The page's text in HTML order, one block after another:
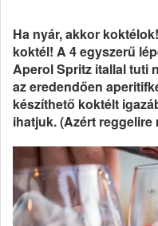
Ha nyár, akkor
koktél! A 4 egyszerű
Aperol Spritz itallal tuti
az eredendően
készíthető koktélt
ihatjuk. (Azért